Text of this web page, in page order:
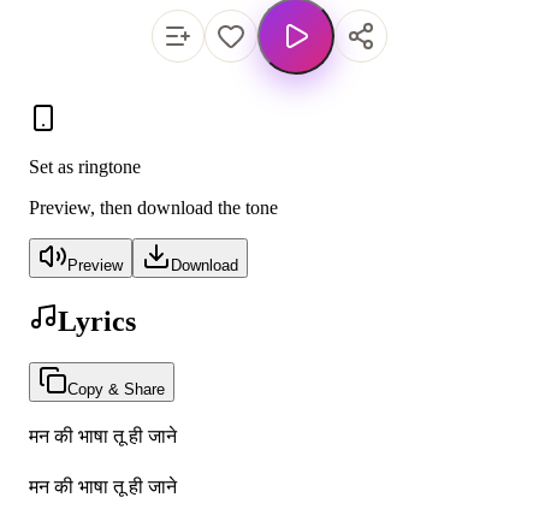
Set as ringtone
Preview, then download the tone
Preview Download
Lyrics
Copy & Share
मन की भाषा तू ही जाने
मन की भाषा तू ही जाने